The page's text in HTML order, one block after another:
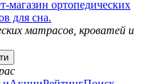
матрасов, кроватей и